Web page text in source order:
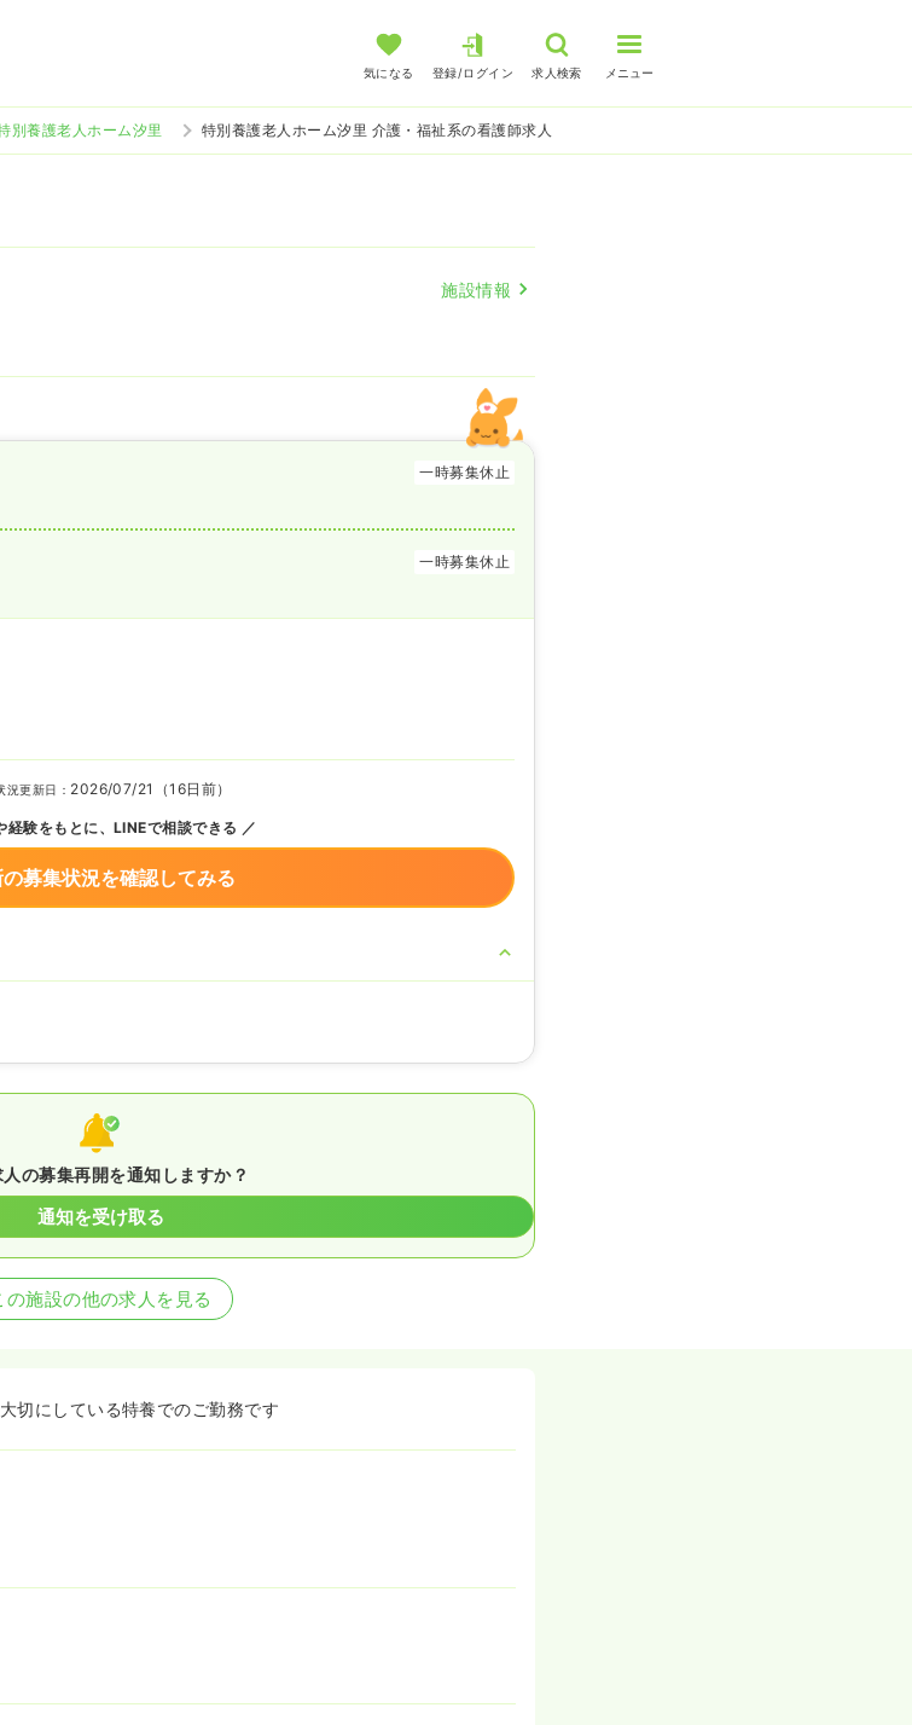
気になる 登録/ログイン 求人検索 メニュー
別養護老人ホーム汐里 特別養護老人ホーム汐里 介護・福祉系の看護師求人
施設情報
一時募集休止
一時募集休止
況更新日： 2026/07/21（16日前）
経験をもとに、LINEで相談できる
募集状況を確認してみる
人の募集再開を通知しますか？
通知を受け取る
の施設の他の求人を見る
にしている特養でのご勤務です